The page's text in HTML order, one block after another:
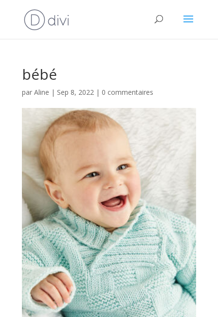
bébé
par Aline | Sep 8, 2022| 0 commentaires